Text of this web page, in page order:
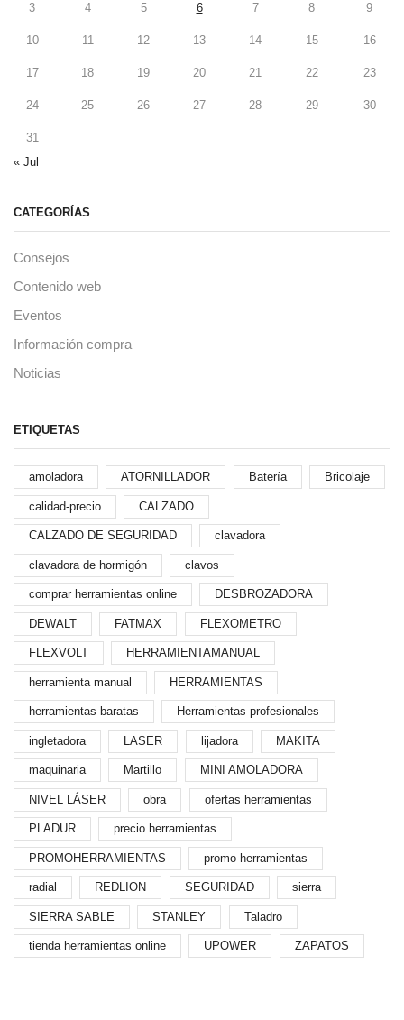
3 4 5 6 7 8 9
10 11 12 13 14 15 16
17 18 19 20 21 22 23
24 25 26 27 28 29 30
31
« Jul
CATEGORÍAS
Consejos
Contenido web
Eventos
Información compra
Noticias
ETIQUETAS
amoladora ATORNILLADOR Batería Bricolaje
calidad-precio CALZADO
CALZADO DE SEGURIDAD clavadora
clavadora de hormigón clavos
comprar herramientas online DESBROZADORA
DEWALT FATMAX FLEXOMETRO
FLEXVOLT HERRAMIENTAMANUAL
herramienta manual HERRAMIENTAS
herramientas baratas Herramientas profesionales
ingletadora LASER lijadora MAKITA
maquinaria Martillo MINI AMOLADORA
NIVEL LÁSER obra ofertas herramientas
PLADUR precio herramientas
PROMOHERRAMIENTAS promo herramientas
radial REDLION SEGURIDAD sierra
SIERRA SABLE STANLEY Taladro
tienda herramientas online UPOWER ZAPATOS